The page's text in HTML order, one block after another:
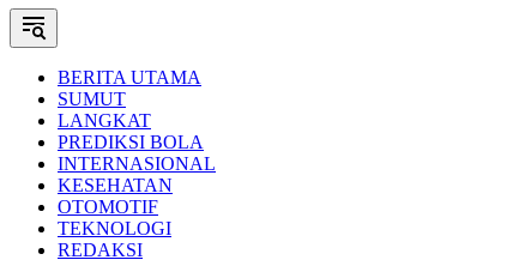
BERITA UTAMA
SUMUT
LANGKAT
PREDIKSI BOLA
INTERNASIONAL
KESEHATAN
OTOMOTIF
TEKNOLOGI
REDAKSI